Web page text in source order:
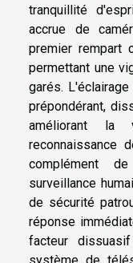
tranquillité
accrue de
premier rempart
permettant une
garés.
prépondérant,
améliorant
reconnaissance
complément
surveillance
de sécurité
réponse
facteur